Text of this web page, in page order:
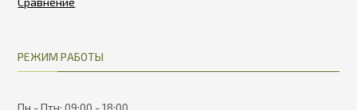
РЕЖИМ РАБОТЫ
Пн - Птн: 09:00 - 18:00